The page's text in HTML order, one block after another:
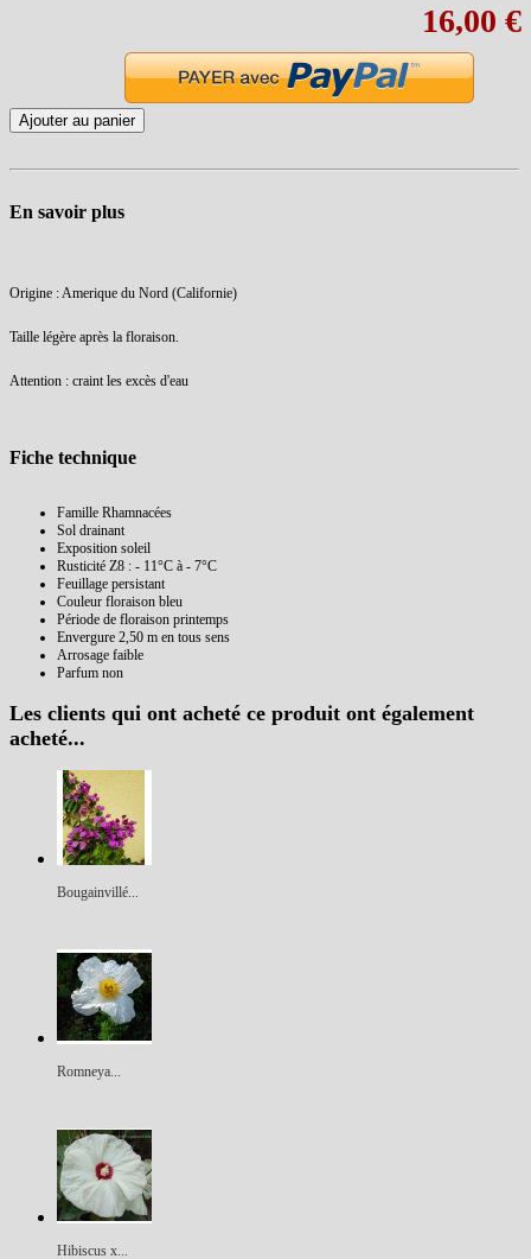
16,00 €
Ajouter au panier
En savoir plus
Origine : Amerique du Nord (Californie)
Taille légère après la floraison.
Attention : craint les excès d'eau
Fiche technique
Famille Rhamnacées
Sol drainant
Exposition soleil
Rusticité Z8 : - 11°C à - 7°C
Feuillage persistant
Couleur floraison bleu
Période de floraison printemps
Envergure 2,50 m en tous sens
Arrosage faible
Parfum non
Les clients qui ont acheté ce produit ont également
acheté...
Bougainvillé...
Romneya...
Hibiscus x...